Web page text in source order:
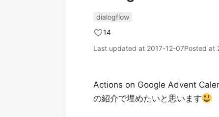
dialogflow
14
Last updated at 2017-12-07Posted at
Actions on Google Advent
の紹介で埋めたいと思います